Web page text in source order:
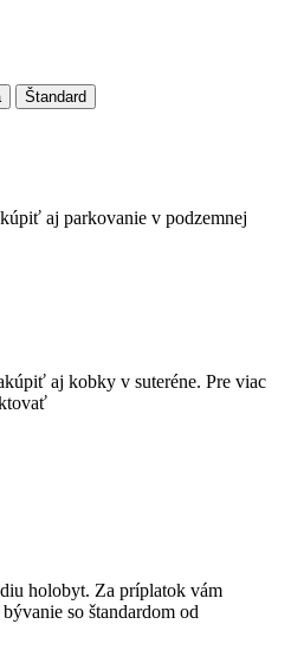
Štandard
aj parkovanie v podzemnej
aj kobky v suteréne. Pre viac
holobyt. Za príplatok vám
so štandardom od